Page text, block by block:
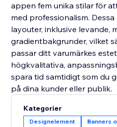
appen fem unika stilar för
med professionalism.
layouter, inklusive levande,
gradientbakgrunder, vilket
passar ditt varumärkes
högkvalitativa,
spara tid samtidigt som du
på dina kunder eller publik.
Kategorier
Designelement Banners